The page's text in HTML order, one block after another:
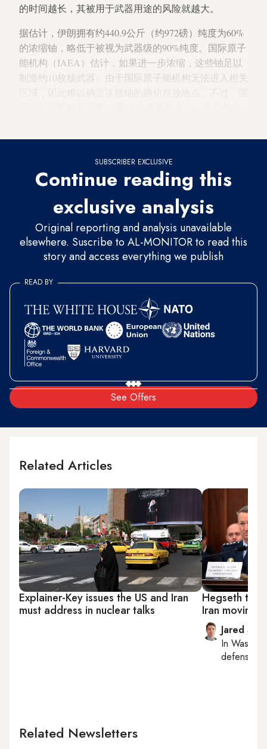
的时间越长，其被用于武器用途的风险就越大。
据估计，伊朗拥有约440.9公斤（约972磅）纯度为60%
的浓缩铀，略低于被视为武器级的90%纯度。国际原子
能机构（IAEA）估计，如果进一步浓缩，这些铀足以
制造约10枚核武器。由于国际原子能机构无法进入相关
SUBSCRIBER EXCLUSIVE
Continue reading this
exclusive analysis
Original reporting and analysis unavailable
elsewhere. Suscribe to AL-MONITOR to read this
story and access everything we publish
See Offers
READ BY
Related Articles
Explainer-Key issues the US and Iran
must address in nuclear talks
Hegseth tells
Iran moving
Jared
In
defense,
Related Newsletters